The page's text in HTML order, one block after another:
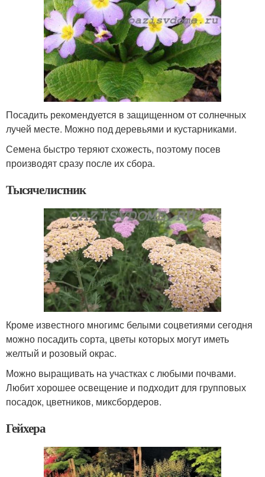
Посадить рекомендуется в защищенном от солнечных
лучей месте. Можно под деревьями и кустарниками.
Семена быстро теряют схожесть, поэтому посев
производят сразу после их сбора.
Тысячелистник
Кроме известного многимс белыми соцветиями сегодня
можно посадить сорта, цветы которых могут иметь
желтый и розовый окрас.
Можно выращивать на участках с любыми почвами.
Любит хорошее освещение и подходит для групповых
посадок, цветников, миксбордеров.
Гейхера